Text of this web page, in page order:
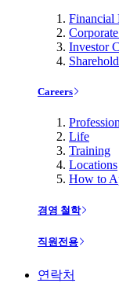
Financial
Investor
Careers
Life
Training
Locations
How to
경영 철학
직원전용
연락처